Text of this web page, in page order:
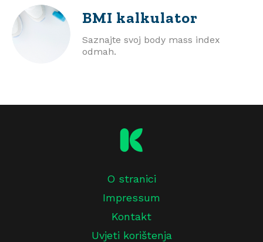
BMI kalkulator
Saznajte svoj body mass index
odmah.
O stranici
Impressum
Kontakt
Uvjeti korištenja